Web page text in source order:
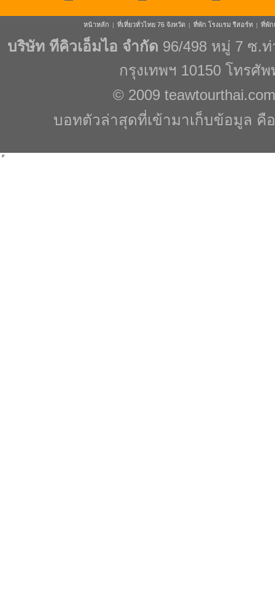
หน้าหลัก | ที่เที่ยวทั่วไทย 76 จังหวัด | ที่พัก โรงแรม รีสอร์ท | ที่พัก
บริษัท ทีคิวเอ็มไอ จำกัด 96/498 หมู่ 7 ซ.
กรุงเทพฯ 10150 โทรศั
© 2009 teawtourthai.com
บอทตัวล่าสุดที่เข้ามาเก็บข้อมูล คือ